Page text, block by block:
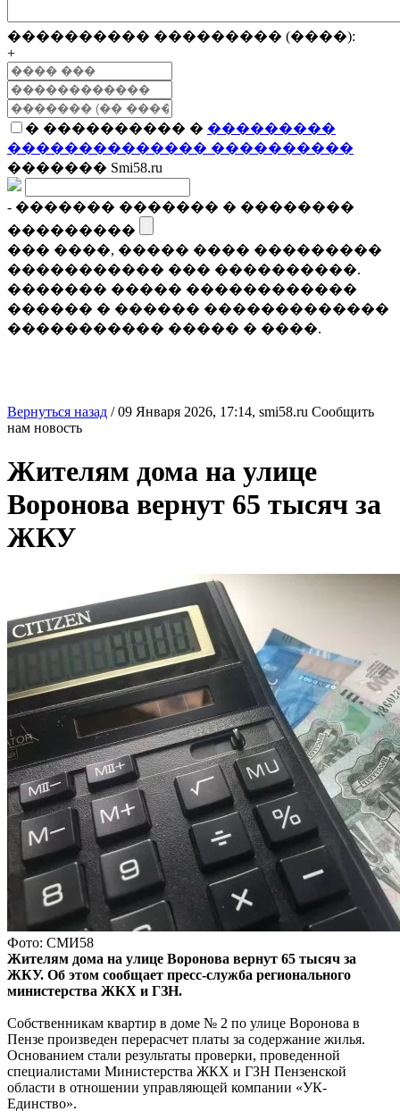
���������� ��������� (����):
+
� ���������� � ���������
�������������� ����������
������� Smi58.ru
- ������� ������� � ��������
���������
��� ����, ����� ���� ���������
����������� ��� ����������.
������� ����� ������������
������ � ������ �������������
����������� ����� � ����.
Вернуться назад /09 Января 2026, 17:14, smi58.ru Сообщить
нам новость
Жителям дома на улице
Воронова вернут 65 тысяч за
ЖКУ
Фото: СМИ58
Жителям дома на улице Воронова вернут 65 тысяч за
ЖКУ. Об этом сообщает пресс-служба регионального
министерства ЖКХ и ГЗН.
Собственникам квартир в доме № 2 по улице Воронова в
Пензе произведен перерасчет платы за содержание жилья.
Основанием стали результаты проверки, проведенной
специалистами Министерства ЖКХ и ГЗН Пензенской
области в отношении управляющей компании «УК-
Единство».